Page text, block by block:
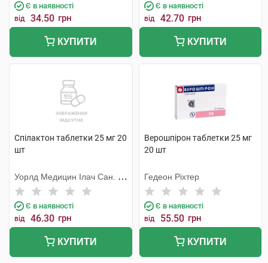
Є в наявності
від 34.50 грн
КУПИТИ
Є в наявності
від 42.70 грн
КУПИТИ
Спілактон таблетки 25 мг 20
шт
Уорлд Медицин Ілач Сан. Ве
Тідж
Є в наявності
від 46.30 грн
КУПИТИ
Верошпірон таблетки 25 мг
20 шт
Гедеон Ріхтер
Є в наявності
від 55.50 грн
КУПИТИ